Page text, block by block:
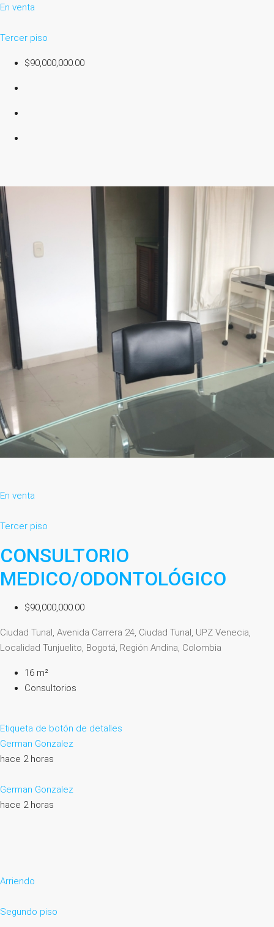
En venta
Tercer piso
$90,000,000.00
En venta
Tercer piso
CONSULTORIO
MEDICO/ODONTOLÓGICO
$90,000,000.00
Ciudad Tunal, Avenida Carrera 24, Ciudad Tunal, UPZ Venecia,
Localidad Tunjuelito, Bogotá, Región Andina, Colombia
16 m²
Consultorios
Etiqueta de botón de detalles
German Gonzalez
hace 2 horas
German Gonzalez
hace 2 horas
Arriendo
Segundo piso